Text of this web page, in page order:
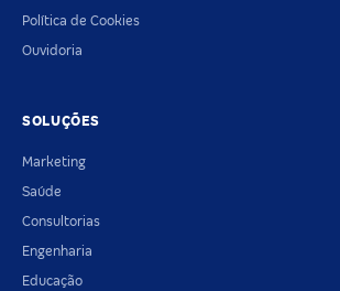
Política de Cookies
Ouvidoria
SOLUÇÕES
Marketing
Saúde
Consultorias
Engenharia
Educação